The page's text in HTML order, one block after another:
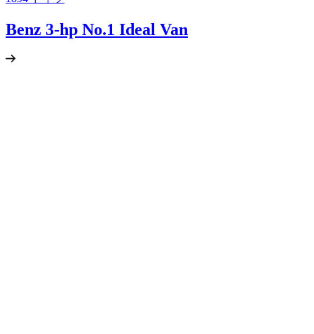
Benz 3-hp No.1 Ideal Van